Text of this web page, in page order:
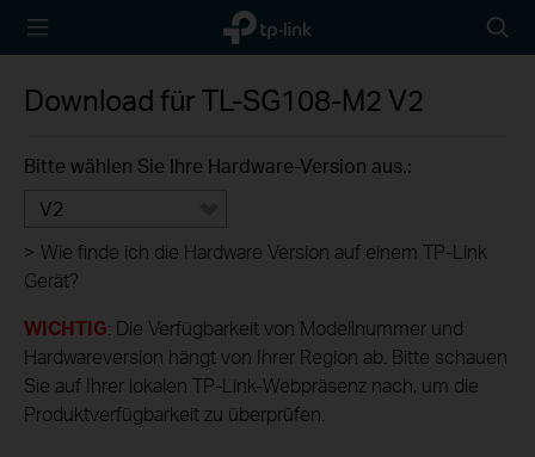
TP-Link,
Reliably
icon
Download fürTL-SG108-M2 V2
Bitte wählen Sie Ihre Hardware-Version aus.:
V2
> Wie finde ich die Hardware Version auf einem TP-Link
Gerät?
WICHTIG: Die Verfügbarkeit von Modellnummer und
Hardwareversion hängt von Ihrer Region ab. Bitte schauen
Sie auf Ihrer lokalen TP-Link-Webpräsenz nach, um die
Produktverfügbarkeit zu überprüfen.